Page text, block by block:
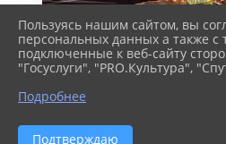
Пользуясь нашим сайтом, вы
персональных данных а также с
подключенные к веб-сайту
"Госуслуги", "PRO.Культура",
Подробнее
Подтверждаю